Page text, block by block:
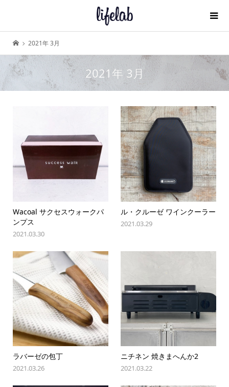
2021年 3月
2021年 3月
Wacoal サクセスウォークパ
ンプス
2021.03.30
ル・クルーゼ ワインクーラー
2021.03.29
ラバーゼの包丁
2021.03.26
ニチネン 焼きまへんか2
2021.03.22